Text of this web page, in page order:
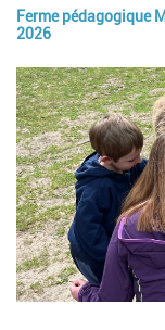
Ferme pédagogique
2026
Image